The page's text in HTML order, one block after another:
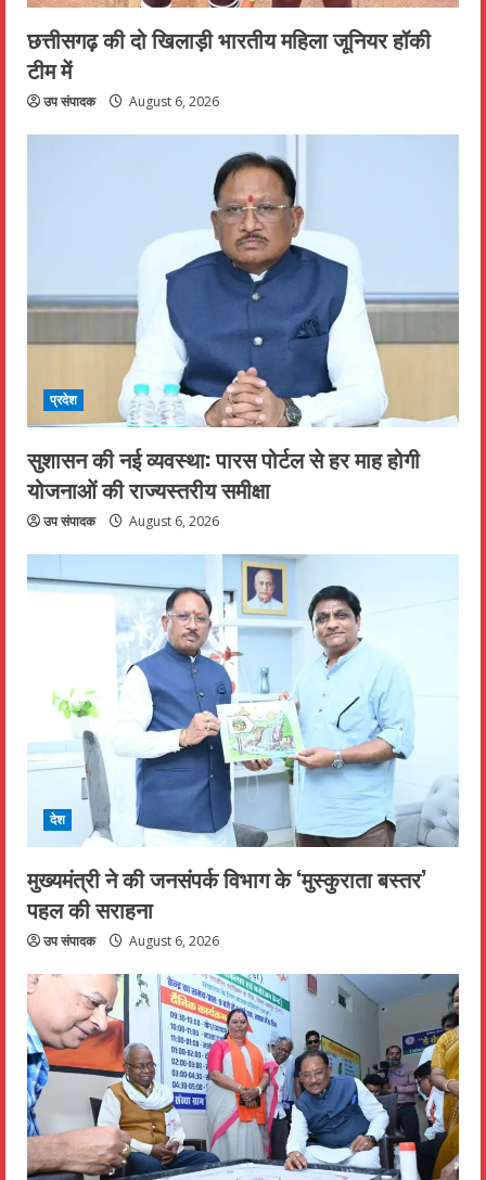
छत्तीसगढ़ की दो खिलाड़ी भारतीय महिला जूनियर हॉकी
टीम में
उप संपादक August 6, 2026
प्रदेश
सुशासन की नई व्यवस्था: पारस पोर्टल से हर माह होगी
योजनाओं की राज्यस्तरीय समीक्षा
उप संपादक August 6, 2026
देश
मुख्यमंत्री ने की जनसंपर्क विभाग के ‘मुस्कुराता बस्तर’
पहल की सराहना
उप संपादक August 6, 2026